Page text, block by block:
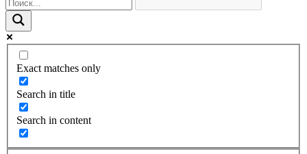
Exact matches only
Search in title
Search in content